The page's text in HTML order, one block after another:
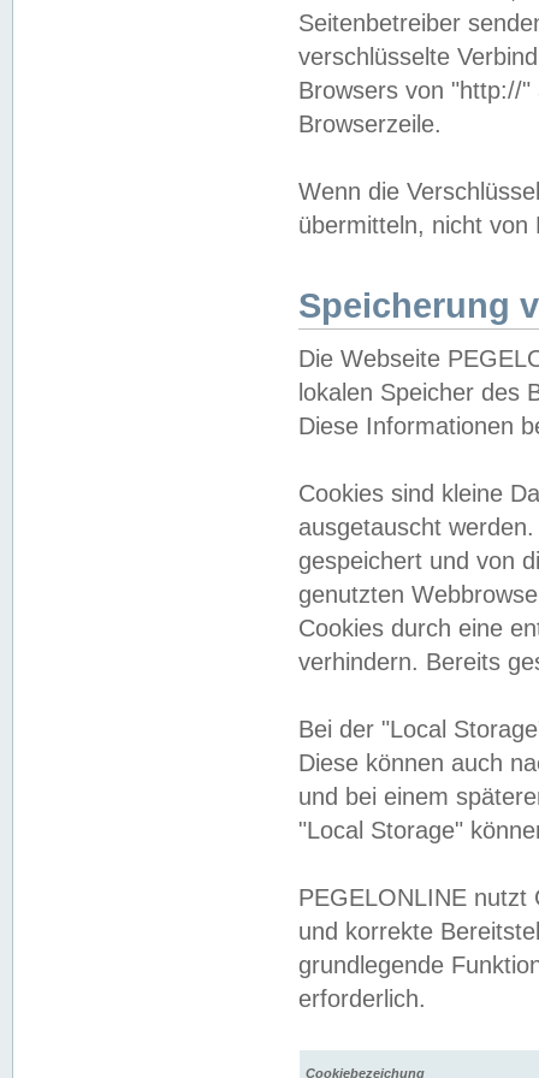
Seitenbetreiber
verschlüsselte
Browsers von "http://
Browserzeile.
Wenn die
übermitteln, nicht von
Speicherung
Die Webseite
lokalen Speicher des
Diese Informationen
Cookies sind kleine
ausgetauscht
gespeichert und von
genutzten
Cookies durch eine
verhindern. Bereits
Bei der "Local
Diese können auch
und bei einem
"Local Storage"
PEGELONLINE nutzt
und korrekte
grundlegende
erforderlich.
Cookiebezeichung